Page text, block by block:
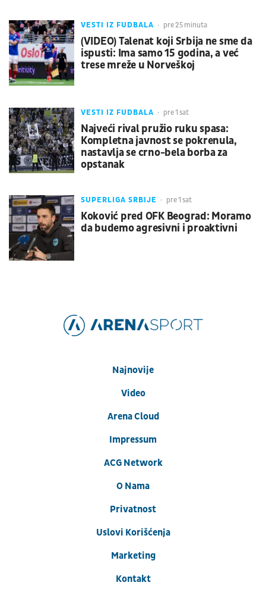
VESTI IZ FUDBALA pre 25 minuta
(VIDEO) Talenat koji Srbija ne sme da
ispusti: Ima samo 15 godina, a već
trese mreže u Norveškoj
VESTI IZ FUDBALA pre 1 sat
Najveći rival pružio ruku spasa:
Kompletna javnost se pokrenula,
nastavlja se crno-bela borba za
opstanak
SUPERLIGA SRBIJE pre 1 sat
Koković pred OFK Beograd: Moramo
da budemo agresivni i proaktivni
Najnovije
Video
Arena Cloud
Impressum
ACG Network
O Nama
Privatnost
Uslovi Korišćenja
Marketing
Kontakt